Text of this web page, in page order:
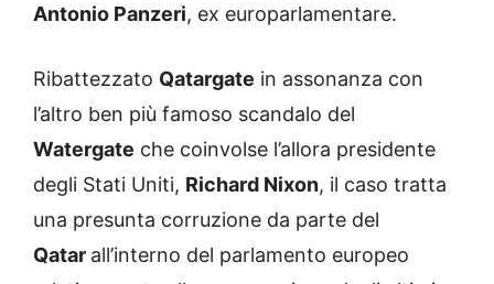
Antonio Panzeri, ex europarlamentare.
Ribattezzato Qatargate in assonanza con
l’altro ben più famoso scandalo del
Watergate che coinvolse l’allora presidente
degli Stati Uniti, Richard Nixon, il caso tratta
una presunta corruzione da parte del
Qatar all’interno del parlamento europeo